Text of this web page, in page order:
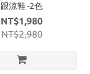
跟涼鞋 -2色
NT$1,980
NT$2,980